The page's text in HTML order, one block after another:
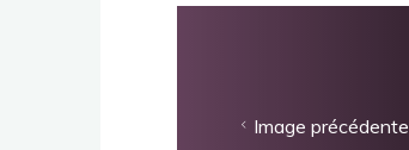
Image précédente